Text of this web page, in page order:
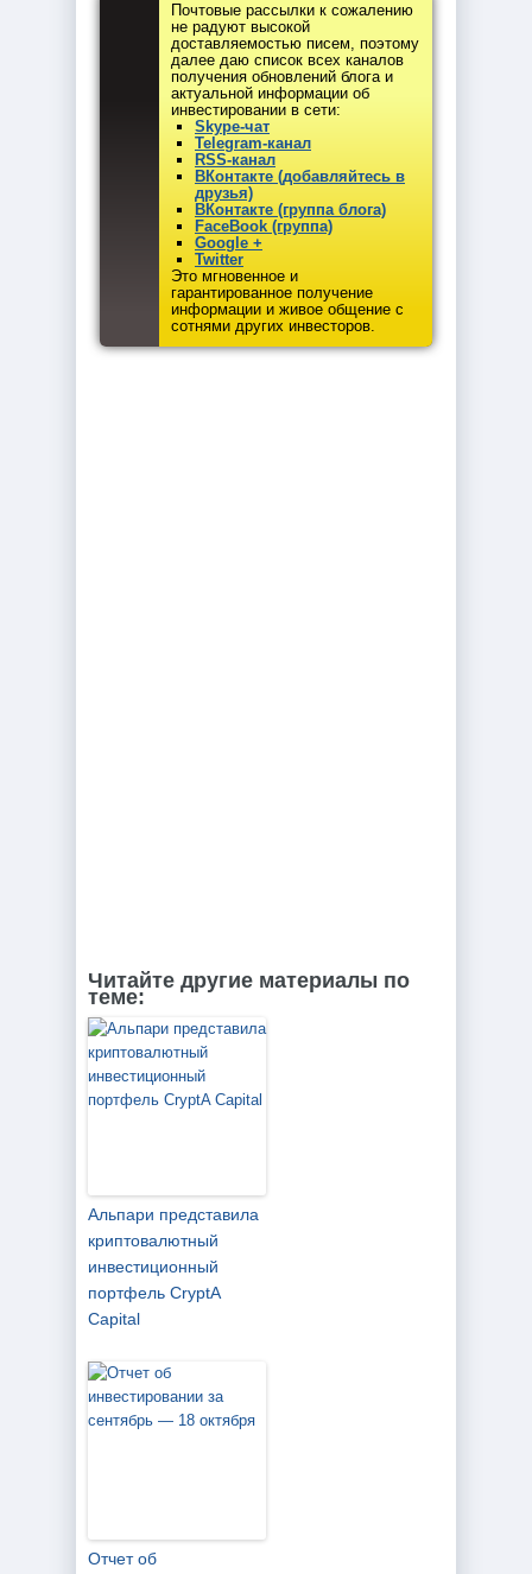
Почтовые рассылки к сожалению
не радуют высокой
доставляемостью писем, поэтому
далее даю список всех каналов
получения обновлений блога и
актуальной информации об
инвестировании в сети:
Skype-чат
Telegram-канал
RSS-канал
ВКонтакте (добавляйтесь в
друзья)
ВКонтакте (группа блога)
FaceBook (группа)
Google +
Twitter
Это мгновенное и
гарантированное получение
информации и живое общение с
сотнями других инвесторов.
Читайте другие материалы по
теме:
Альпари представила
криптовалютный
инвестиционный
портфель CryptA
Capital
Отчет об